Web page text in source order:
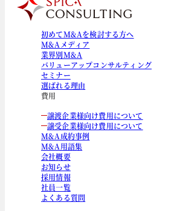
初めてM&Aを検討する方へ
M&Aメディア
業界別M&A
バリューアップコンサルティング
セミナー
選ばれる理由
費用
譲渡企業様向け費用について
譲受企業様向け費用について
M&A成約事例
M&A用語集
会社概要
お知らせ
採用情報
社員一覧
よくある質問